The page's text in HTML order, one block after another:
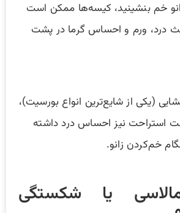
خم بنشینید، کیسه‌ها ممکن است
درد، ورم و احساس گرما در پشت
(یکی از شایع‌ترین انواع بورسیت)،
استراحت نیز احساس درد داشته
خم‌کردن زانو.
یا شکستگی